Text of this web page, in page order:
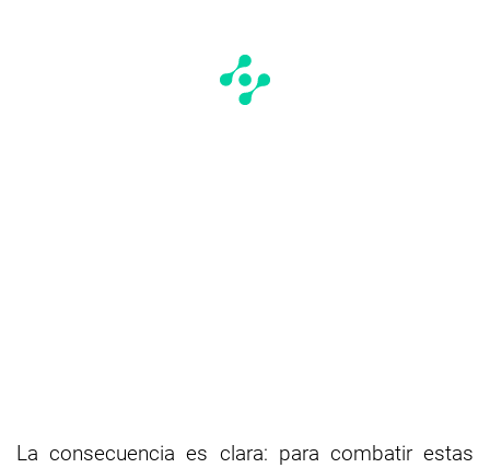
La consecuencia es clara: para combatir estas